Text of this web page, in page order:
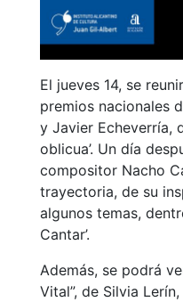
El jueves 14, se
premios nacionales
y Javier Echeverría,
oblicua’. Un día
compositor Nacho
trayectoria, de su
algunos temas,
Cantar’.
Además, se podrá
Vital”, de Silvia